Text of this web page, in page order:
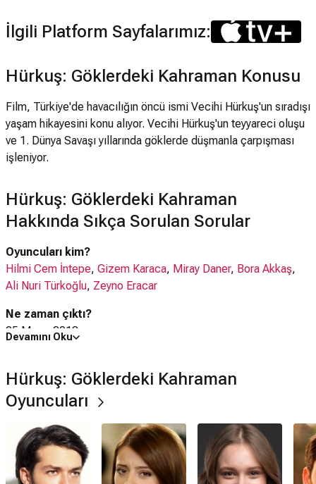
İlgili Platform Sayfalarımız:
Hürkuş: Göklerdeki Kahraman Konusu
Film, Türkiye'de havacılığın öncü ismi Vecihi Hürkuş'un sıradışı
yaşam hikayesini konu alıyor. Vecihi Hürkuş'un teyyareci oluşu
ve 1. Dünya Savaşı yıllarında göklerde düşmanla çarpışması
işleniyor.
Hürkuş: Göklerdeki Kahraman
Hakkında Sıkça Sorulan Sorular
Oyuncuları kim?
Hilmi Cem İntepe, Gizem Karaca, Miray Daner, Bora Akkaş,
Ali Nuri Türkoğlu, Zeyno Eracar
Ne zaman çıktı?
25 Mayıs 2018
Hürkuş: Göklerdeki Kahraman filmiTürkiye'de çekilmiştir.
Kaç saat?
1 saat 53 dakika
IMDb puanı kaç?
5.4
Devamını Oku
Hürkuş: Göklerdeki Kahraman
Oyuncuları